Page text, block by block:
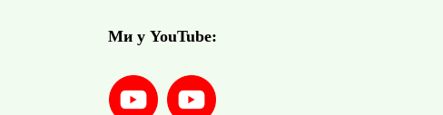
Ми у YouTube: